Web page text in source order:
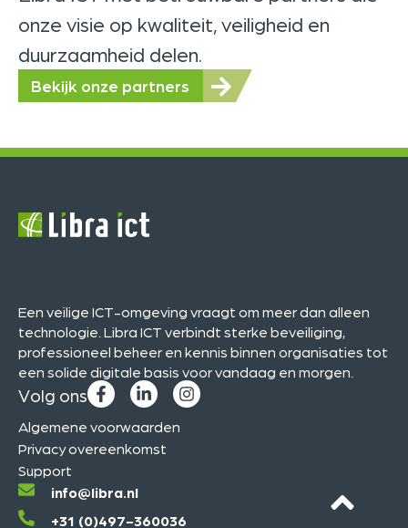
onze visie op kwaliteit, veiligheid en
duurzaamheid delen.
Bekijk onze partners
Een veilige ICT-omgeving vraagt om meer dan alleen
technologie. Libra ICT verbindt sterke beveiliging,
professioneel beheer en kennis binnen organisaties tot
een solide digitale basis voor vandaag en morgen.
Volg ons
Algemene voorwaarden
Privacy overeenkomst
Support
info@libra.nl
+31 (0)497-360036